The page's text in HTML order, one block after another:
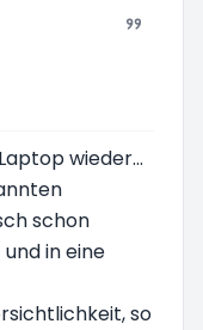
wieder...
schon
in eine
so